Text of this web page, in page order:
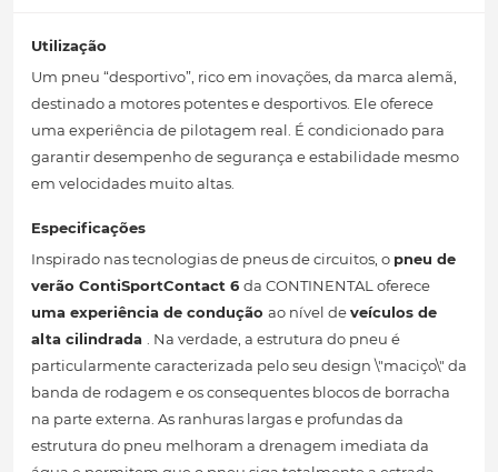
Utilização
Um pneu “desportivo”, rico em inovações, da marca alemã,
destinado a motores potentes e desportivos. Ele oferece
uma experiência de pilotagem real. É condicionado para
garantir desempenho de segurança e estabilidade mesmo
em velocidades muito altas.
Especificações
Inspirado nas tecnologias de pneus de circuitos, o pneu de
verão ContiSportContact 6 da CONTINENTAL oferece
uma experiência de condução ao nível deveículos de
alta cilindrada . Na verdade, a estrutura do pneu é
particularmente caracterizada pelo seu design \"maciço\" da
banda de rodagem e os consequentes blocos de borracha
na parte externa. As ranhuras largas e profundas da
estrutura do pneu melhoram a drenagem imediata da